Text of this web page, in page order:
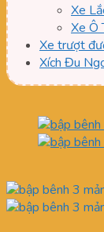
Xe
Xe Ô
Xe trượt
Xích Đu